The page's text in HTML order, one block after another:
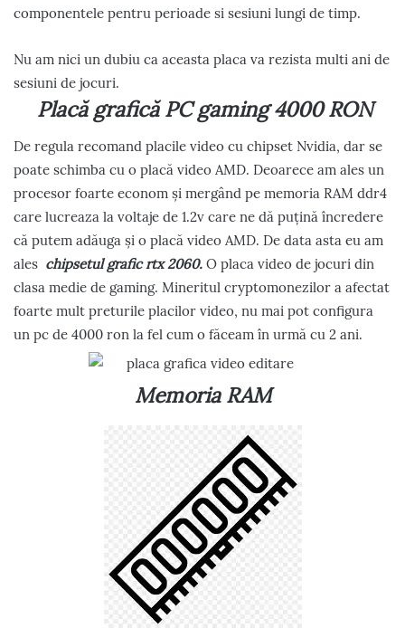
componentele pentru perioade si sesiuni lungi de timp.
Nu am nici un dubiu ca aceasta placa va rezista multi ani de
sesiuni de jocuri.
Placă grafică PC gaming 4000 RON
De regula recomand placile video cu chipset Nvidia, dar se
poate schimba cu o placă video AMD. Deoarece am ales un
procesor foarte econom și mergând pe memoria RAM ddr4
care lucreaza la voltaje de 1.2v care ne dă puțină încredere
că putem adăuga și o placă video AMD. De data asta eu am
ales chipsetul grafic rtx 2060. O placa video de jocuri din
clasa medie de gaming. Mineritul cryptomonezilor a afectat
foarte mult preturile placilor video, nu mai pot configura
un pc de 4000 ron la fel cum o făceam în urmă cu 2 ani.
Memoria RAM